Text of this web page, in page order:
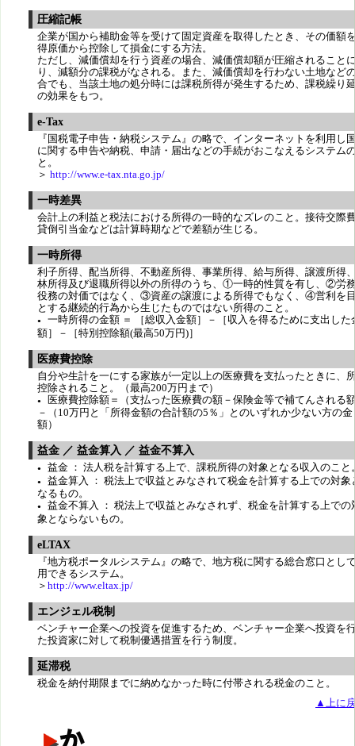
圧縮記帳
企業が国から補助金等を受けて固定資産を取得したとき、その価額
得原価から控除して損金にする方法。
ただし、減価償却を行う資産の場合、減価償却額が圧縮されること
り、減額分の課税がなされる。また、減価償却を行わない土地など
合でも、当該土地の処分時には課税所得が発生するため、課税繰り
の効果をもつ。
e-Tax
『国税電子申告・納税システム』の略で、インターネットを利用し
に関する申告や納税、申請・届出などの手続がおこなえるシステム
と。
＞ http://www.e-tax.nta.go.jp/
一時差異
会計上の利益と税法における所得の一時的なズレのこと。接待交際
貸倒引当金などは計算時期などで差額が生じる。
一時所得
利子所得、配当所得、不動産所得、事業所得、給与所得、譲渡所得
林所得及び退職所得以外の所得のうち、①一時的性質を有し、②労
役務の対価ではなく、③資産の譲渡による所得でもなく、④営利を
とする継続的行為から生じたものではない所得のこと。
● 一時所得の金額 ＝ ［総収入金額］－［収入を得るために支出した
額］－［特別控除額(最高50万円)］
医療費控除
自分や生計を一にする家族が一定以上の医療費を支払ったときに、
控除されること。（最高200万円まで）
● 医療費控除額＝（支払った医療費の額－保険金等で補てんされる
－（10万円と「所得金額の合計額の5％」とのいずれか少ない方の金
額）
益金 ／ 益金算入 ／ 益金不算入
● 益金 ： 法人税を計算する上で、課税所得の対象となる収入のこと
● 益金算入 ： 税法上で収益とみなされて税金を計算する上での対象
なるもの。
● 益金不算入 ： 税法上で収益とみなされず、税金を計算する上での
象とならないもの。
eLTAX
『地方税ポータルシステム』の略で、地方税に関する総合窓口とし
用できるシステム。
＞ http://www.eltax.jp/
エンジェル税制
ベンチャー企業への投資を促進するため、ベンチャー企業へ投資を
た投資家に対して税制優遇措置を行う制度。
延滞税
税金を納付期限までに納めなかった時に付帯される税金のこと。
▲上に